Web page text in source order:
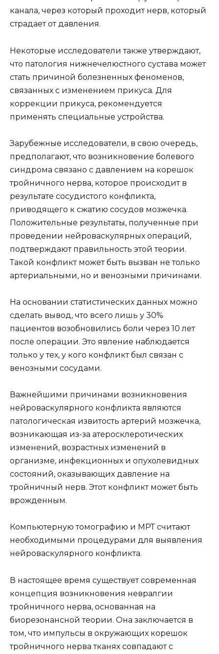
канала, через который проходит нерв, который
страдает от давления.
Некоторые исследователи также утверждают,
что патология нижнечелюстного сустава может
стать причиной болезненных феноменов,
связанных с изменением прикуса. Для
коррекции прикуса, рекомендуется
применять специальные устройства.
Зарубежные исследователи, в свою очередь,
предполагают, что возникновение болевого
синдрома связано с давлением на корешок
тройничного нерва, которое происходит в
результате сосудистого конфликта,
приводящего к сжатию сосудов мозжечка.
Положительные результаты, полученные при
проведении нейроваскулярных операций,
подтверждают правильность этой теории.
Такой конфликт может быть вызван не только
артериальными, но и венозными причинами.
На основании статистических данных можно
сделать вывод, что всего лишь у 30%
пациентов возобновились боли через 10 лет
после операции. Это явление наблюдается
только у тех, у кого конфликт был связан с
венозными сосудами.
Важнейшими причинами возникновения
нейроваскулярного конфликта являются
патологическая извитость артерий мозжечка,
возникающая из-за атеросклеротических
изменений, возрастных изменений в
организме, инфекционных и опухолевидных
состояний, оказывающих давление на
тройничный нерв. Этот конфликт может быть
врожденным.
Компьютерную томографию и МРТ считают
необходимыми процедурами для выявления
нейроваскулярного конфликта.
В настоящее время существует современная
концепция возникновения невралгии
тройничного нерва, основанная на
биорезонансной теории. Она заключается в
том, что импульсы в окружающих корешок
тройничного нерва тканях совпадают с